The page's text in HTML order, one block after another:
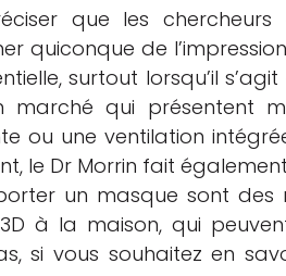
que les
quiconque de
surtout lorsqu’il
qui présentent
ou une ventilation
le Dr Morrin fait
un masque sont des
à la maison, qui
si vous souhaitez en